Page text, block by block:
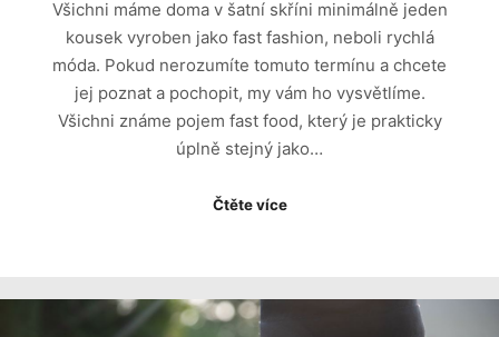
Všichni máme doma v šatní skříni minimálně jeden
kousek vyroben jako fast fashion, neboli rychlá
móda. Pokud nerozumíte tomuto termínu a chcete
jej poznat a pochopit, my vám ho vysvětlíme.
Všichni známe pojem fast food, který je prakticky
úplně stejný jako…
Čtěte více